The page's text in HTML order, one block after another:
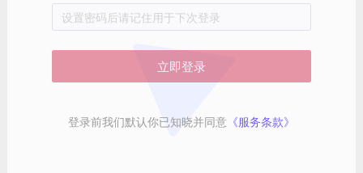
设置密码后请记住用于下次登录
立即登录
登录前我们默认你已知晓并同意《服务条款》